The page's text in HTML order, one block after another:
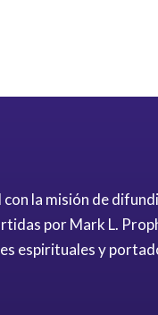
la misión de
por Mark L.
espirituales y